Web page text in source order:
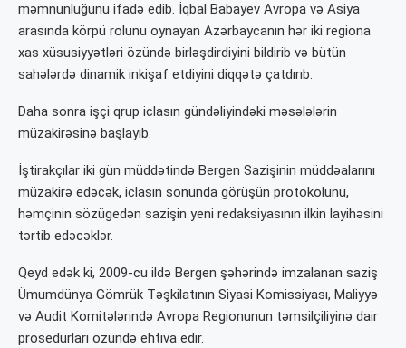
məmnunluğunu ifadə edib. İqbal Babayev Avropa və Asiya
arasında körpü rolunu oynayan Azərbaycanın hər iki regiona
xas xüsusiyyətləri özündə birləşdirdiyini bildirib və bütün
sahələrdə dinamik inkişaf etdiyini diqqətə çatdırıb.
Daha sonra işçi qrup iclasın gündəliyindəki məsələlərin
müzakirəsinə başlayıb.
İştirakçılar iki gün müddətində Bergen Sazişinin müddəalarını
müzakirə edəcək, iclasın sonunda görüşün protokolunu,
həmçinin sözügedən sazişin yeni redaksiyasının ilkin layihəsini
tərtib edəcəklər.
Qeyd edək ki, 2009-cu ildə Bergen şəhərində imzalanan saziş
Ümumdünya Gömrük Təşkilatının Siyasi Komissiyası, Maliyyə
və Audit Komitələrində Avropa Regionunun təmsilçiliyinə dair
prosedurları özündə ehtiva edir.